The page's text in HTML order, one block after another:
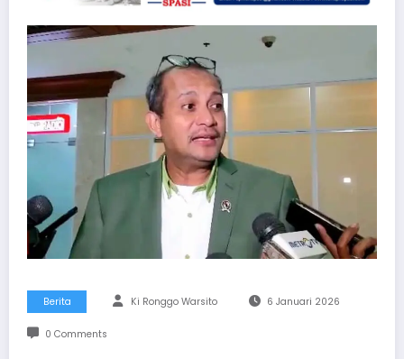
Berita Ki Ronggo Warsito 6 Januari 2026
0 Comments